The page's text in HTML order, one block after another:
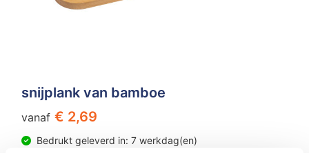
snijplank van bamboe
vanaf € 2,69
Bedrukt geleverd in: 7 werkdag(en)